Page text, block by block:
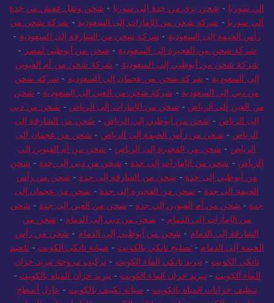
سوريا-شركة شحن من جدة الي سوريا-شحن ونقل عفش من جدة
الي سوريا- شحن بري من جدة إلى سوريا -شحن ونقل عفش من جدة
الي سوريا -شركة شحن من الإمارات إلى السعودية- شركة شحن من
رأس الخيمة إلى السعودية -شركة شحن من الشارقة إلى السعودية-
شركة شحن من الفجيرة إلى السعودية -شحن من أبوظبي لمصر-
شركة شحن من أبوظبي إلى السعودية-شركة شحن من أم القيوين
إلى السعودية- شركة شحن من عجمان إلى السعودية-شركة شحن
من دبي إلى السعودية - شركة شحن من العين إلى السعودية- شحن
من العين إلى الرياض -شحن من الإمارات إلى الرياض- شحن من دبي
إلى الرياض-شحن من أبوظبي إلى الرياض -شحن من الشارقة إلى
الرياض
- شحن من رأس الخيمة إلى الرياض-شحن من عجمان إلى
الرياض -شحن من الفجيرة إلى الرياض -شحن من أم القيوين إلى
الرياض-شحن من الإمارات إلى جدة- شحن من دبي إلى جدة- شحن
من أبوظبي إلى جدة- شحن من الشارقة إلى جدة- شحن من رأس
الخيمة الى جدة - شحن من الفجيرة إلى جدة - شحن من عجمان إلى
جدة- شحن من أم القيوين إلى جدة -شحن من العين إلى جدة- شحن
من الإمارات إلى الدمام-شحن من دبي إلى الدمام-شحن من
الشارقة إلى الدمام- شحن من أبوظبي إلى الدمام-
شحن من رأس
الخيمة إلى الدمام- تصليح تانكي بالكويت- صيانة تانكي الكويت-تلحيم
تانكي الكويت-تبريد تانكي الماء الكويت-تركيب مروحة تبريد خزان
الماء الكويت-تبريد خزان الماء الكويت-تبريد خزان المياه بالكويت-